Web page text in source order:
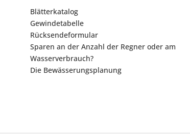
Blätterkatalog
Gewindetabelle
Rücksendeformular
Sparen an der Anzahl der Regner oder am
Wasserverbrauch?
Die Bewässerungsplanung